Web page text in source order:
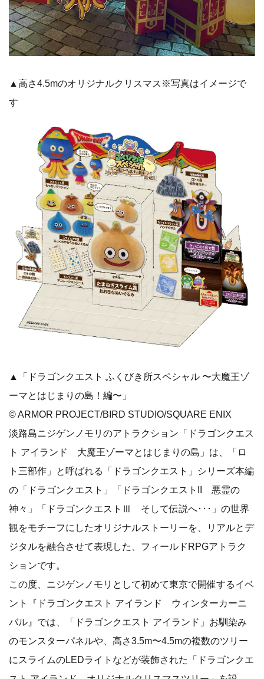
▲高さ4.5mのオリジナルクリスマス※写真はイメージで
す
▲「ドラゴンクエスト ふくびき所スペシャル 〜大魔王ゾ
ーマとはじまりの島！編〜」
© ARMOR PROJECT/BIRD STUDIO/SQUARE ENIX
淡路島ニジゲンノモリのアトラクション「ドラゴンクエス
ト アイランド 大魔王ゾーマとはじまりの島」は、「ロ
ト三部作」と呼ばれる「ドラゴンクエスト」シリーズ本編
の「ドラゴンクエスト」「ドラゴンクエストII 悪霊の
神々」「ドラゴンクエストⅢ そして伝説へ･･･」の世界
観をモチーフにしたオリジナルストーリーを、リアルとデ
ジタルを融合させて表現した、フィールドRPGアトラク
ションです。
この度、ニジゲンノモリとして初めて東京で開催するイベ
ント『ドラゴンクエスト アイランド ウィンターカーニ
バル』では、「ドラゴンクエスト アイランド」お馴染み
のモンスターパネルや、高さ3.5m〜4.5mの複数のツリー
にスライムのLEDライトなどが装飾された「ドラゴンクエ